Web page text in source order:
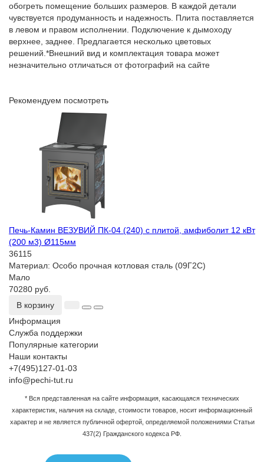
обогреть помещение больших размеров. В каждой детали
чувствуется продуманность и надежность. Плита поставляется
в левом и правом исполнении. Подключение к дымоходу
верхнее, заднее. Предлагается несколько цветовых
решений.*Внешний вид и комплектация товара может
незначительно отличаться от фотографий на сайте
Рекомендуем посмотреть
Печь-Камин ВЕЗУВИЙ ПК-04 (240) с плитой, амфиболит 12 кВт
(200 м3) Ø115мм
36115
Материал: Особо прочная котловая сталь (09Г2С)
Мало
70280 руб.
В корзину
Информация
Служба поддержки
Популярные категории
Наши контакты
+7(495)127-01-03
info@pechi-tut.ru
* Вся представленная на сайте информация, касающаяся технических
характеристик, наличия на складе, стоимости товаров, носит информационный
характер и не является публичной офертой, определяемой положениями Статьи
437(2) Гражданского кодекса РФ.